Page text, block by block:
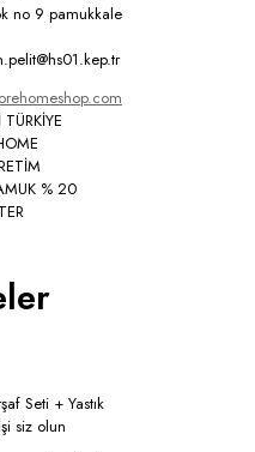
no 9 pamukkale
% 20
Seti + Yastık
siz olun